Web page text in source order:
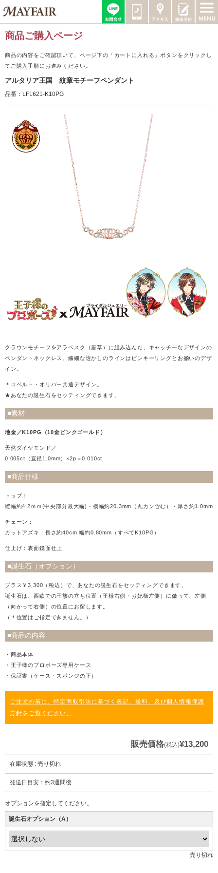
商品ご購入ページ
商品の内容をご確認頂いて、ページ下の「カートに入れる」ボタンをクリックし
てご購入手順にお進みください。
アルタリア王国 紋章モチーフペンダント
品番：LF1621-K10PG
クラウンモチーフをアラベスク（唐草）に組み込んだ、キャッチーなデザインの
ペンダントネックレス。繊細な透かしのラインはピンキーリングとお揃いのデザ
イン。
＊ロベルト・オリバー共通デザイン。
★あなたの誕生石をセッティングできます。
■素材
地金／K10PG（10金ピンクゴールド）
天然ダイヤモンド／
0.005ct（直径1.0mm）×2p＝0.010ct
■商品仕様
トップ：
縦幅約4.2ｍｍ(中央部分最大幅)・横幅約20.3mm（丸カン含む）・厚さ約1.0mm
チェーン：
カットアズキ：長さ約40cm 幅約0.80mm（すべてK10PG）
仕上げ：表面鏡面仕上
■誕生石（オプション）
プラス￥3,300（税込）で、あなたの誕生石をセッティングできます。
誕生石は、西欧での王族の立ち位置（王様右側・お妃様左側）に倣って、左側
（向かって右側）の位置にお留します。
（＊位置はご指定できません。）
■商品の内容
・商品本体
・王子様のプロポーズ専用ケース
・保証書（ケース・スポンジの下）
ご注文の前に、特定商取引法に基づく表記、送料、及び個人情報保護
方針をご覧ください。
販売価格(税込)¥13,200
在庫状態 : 売り切れ
発送日目安：約3週間後
オプションを指定してください。
誕生石オプション（A）
売り切れ